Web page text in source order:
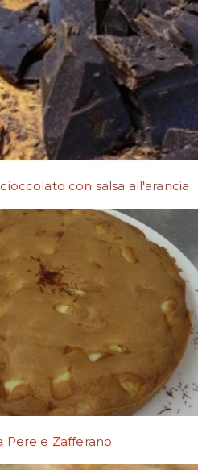
con salsa all'arancia
Pere e Zafferano